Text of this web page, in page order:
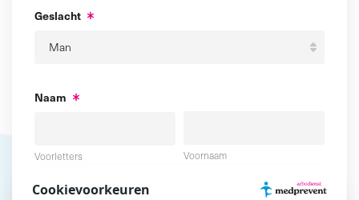
Geslacht
Naam
Voorletters Voornaam
Cookievoorkeuren